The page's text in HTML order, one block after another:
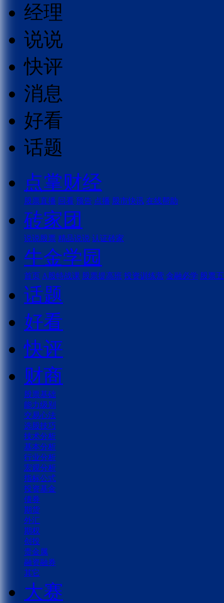
经理
说说
快评
消息
好看
话题
点掌财经
股票直播 回看 预告 点播 股市快讯 在线帮助
砖家团
说说股票 精品说说 认证砖家
牛金学园
首页 A股特战课 股票提高班 投资训练营 金融必学 股票
话题
好看
快评
财商
股票基础
能力级别
交易心法
选股技巧
技术分析
基本分析
行业分析
宏观分析
指标公式
投资基金
债券
期货
外汇
期权
创投
贵金属
融资融券
其它
大赛